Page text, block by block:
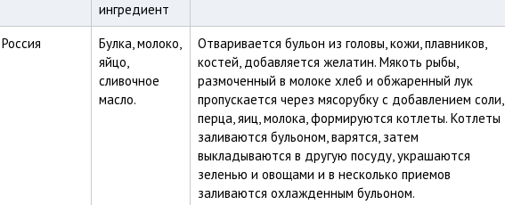
ингредиент
Россия
Булка, молоко,
яйцо,
сливочное
масло.
Отваривается бульон из головы, кожи, плавников,
костей, добавляется желатин. Мякоть рыбы,
размоченный в молоке хлеб и обжаренный лук
пропускается через мясорубку с добавлением соли,
перца, яиц, молока, формируются котлеты. Котлеты
заливаются бульоном, варятся, затем
выкладываются в другую посуду, украшаются
зеленью и овощами и в несколько приемов
заливаются охлажденным бульоном.